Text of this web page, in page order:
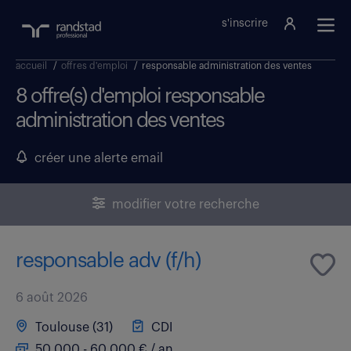
s'inscrire
accueil / offres d'emploi / responsable administration des ventes
8 offre(s) d'emploi responsable
administration des ventes
créer une alerte email
modifier votre recherche
responsable adv (f/h)
6 août 2026
Toulouse (31)
CDI